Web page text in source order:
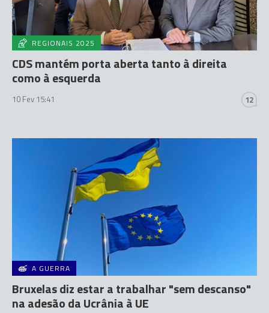
REGIONAIS 2025
CDS mantém porta aberta tanto à direita
como à esquerda
10 Fev 15:41 12
A GUERRA
Bruxelas diz estar a trabalhar "sem descanso"
na adesão da Ucrânia à UE